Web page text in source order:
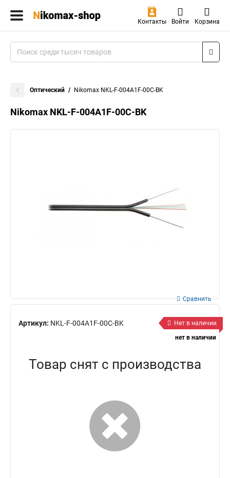
Контакты Войти Корзина
Оптический Nikomax NKL-F-004A1F-00C-BK
Nikomax NKL-F-004A1F-00C-BK
Артикул: NKL-F-004A1F-00C-BK
Сравнить
Нет в наличии
нет в наличии
Товар снят с производства